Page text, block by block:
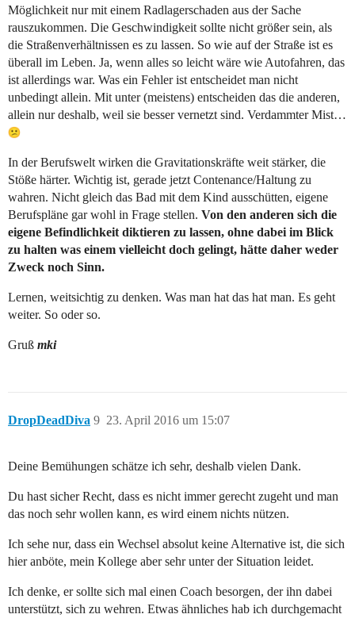
Möglichkeit nur mit einem Radlagerschaden aus der Sache
rauszukommen. Die Geschwindigkeit sollte nicht größer sein, als
die Straßenverhältnissen es zu lassen. So wie auf der Straße ist es
überall im Leben. Ja, wenn alles so leicht wäre wie Autofahren, das
ist allerdings war. Was ein Fehler ist entscheidet man nicht
unbedingt allein. Mit unter (meistens) entscheiden das die anderen,
allein nur deshalb, weil sie besser vernetzt sind. Verdammter Mist…
In der Berufswelt wirken die Gravitationskräfte weit stärker, die
Stöße härter. Wichtig ist, gerade jetzt Contenance/Haltung zu
wahren. Nicht gleich das Bad mit dem Kind ausschütten, eigene
Berufspläne gar wohl in Frage stellen. Von den anderen sich die
eigene Befindlichkeit diktieren zu lassen, ohne dabei im Blick
zu halten was einem vielleicht doch gelingt, hätte daher weder
Zweck noch Sinn.
Lernen, weitsichtig zu denken. Was man hat das hat man. Es geht
weiter. So oder so.
Gruß mki
DropDeadDiva 23. April 2016 um 15:07
9
Deine Bemühungen schätze ich sehr, deshalb vielen Dank.
Du hast sicher Recht, dass es nicht immer gerecht zugeht und man
das noch sehr wollen kann, es wird einem nichts nützen.
Ich sehe nur, dass ein Wechsel absolut keine Alternative ist, die sich
hier anböte, mein Kollege aber sehr unter der Situation leidet.
Ich denke, er sollte sich mal einen Coach besorgen, der ihn dabei
unterstützt, sich zu wehren. Etwas ähnliches hab ich durchgemacht